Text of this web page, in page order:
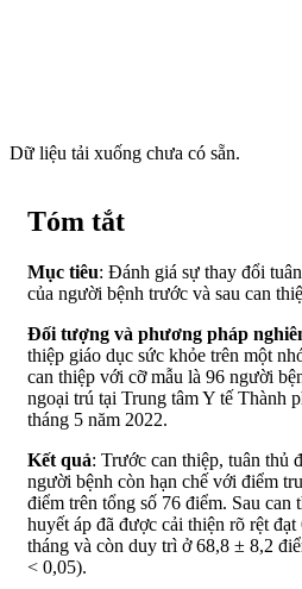
Dữ liệu tải xuống chưa có sẵn.
Tóm tắt
Mục tiêu: Đánh giá sự thay đổi
của người bệnh trước và sau can
Đối tượng và phương pháp
thiệp giáo dục sức khỏe trên một
can thiệp với cỡ mẫu là 96 người
ngoại trú tại Trung tâm Y tế Thành
tháng 5 năm 2022.
Kết quả: Trước can thiệp, tuân thủ
người bệnh còn hạn chế với điểm
điểm trên tổng số 76 điểm. Sau can
huyết áp đã được cải thiện rõ rệt đạt
tháng và còn duy trì ở 68,8 ± 8,2
< 0,05).